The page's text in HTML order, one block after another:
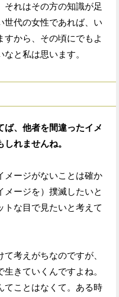
それはその方の知識が足
世代の女性であれば、い
から、その頃にでもよ
と私は思います。
、他者を間違ったイメ
れませんね。
メージがないことは確か
メージを）撲滅したいと
トな目で見たいと考えて
考えがちなのですが、
きていくんですよね。
てことはなくて。ある時